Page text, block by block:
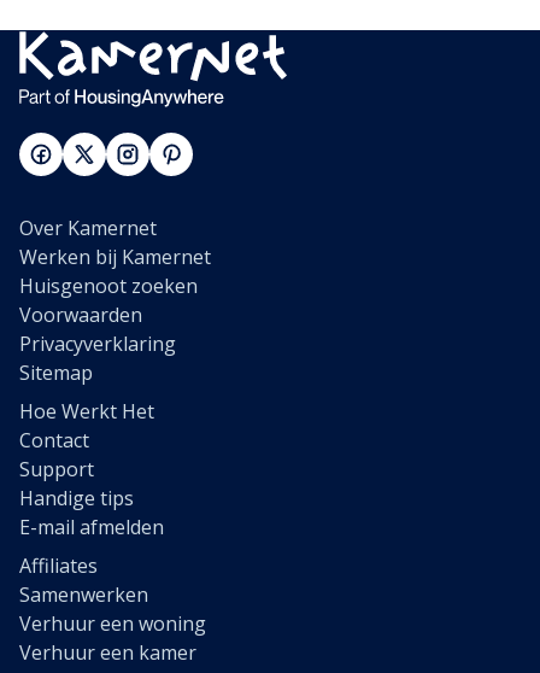
Over Kamernet
Werken bij Kamernet
Huisgenoot zoeken
Voorwaarden
Privacyverklaring
Sitemap
Hoe Werkt Het
Contact
Support
Handige tips
E-mail afmelden
Affiliates
Samenwerken
Verhuur een woning
Verhuur een kamer